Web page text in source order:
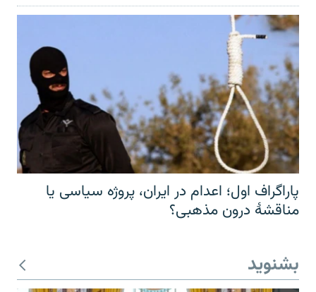
پاراگراف اول؛ اعدام در ایران، پروژه سیاسی یا
مناقشهٔ درون مذهبی؟
بشنوید